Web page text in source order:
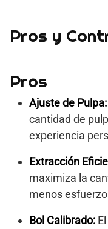
Pros y
Pros
Ajuste de Pulpa:
cantidad de
experiencia
Extracción
maximiza la
menos
Bol Calibrado: